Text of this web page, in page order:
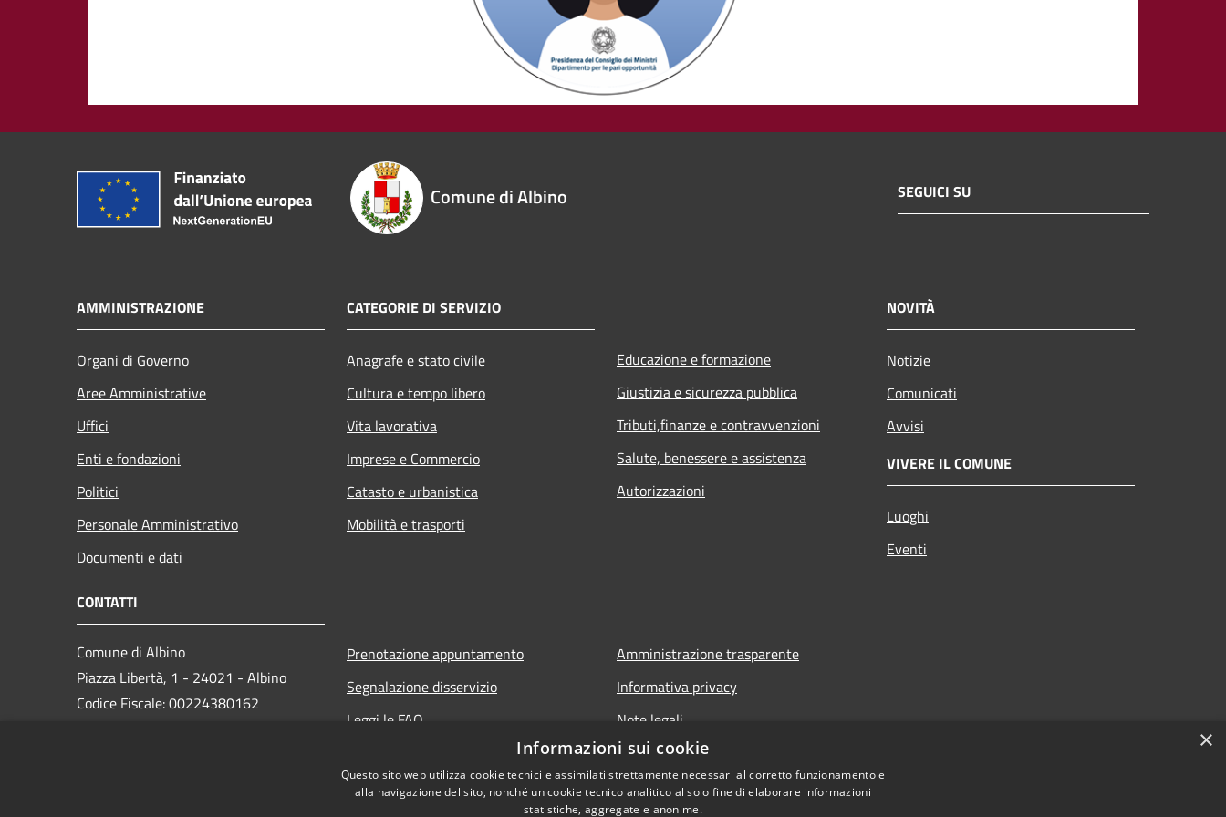
Comune di Albino SEGUICI SU
AMMINISTRAZIONE
Organi di Governo
Aree Amministrative
Uffici
Enti e fondazioni
Politici
Personale Amministrativo
Documenti e dati
CATEGORIE DI SERVIZIO
Anagrafe e stato civile
Cultura e tempo libero
Vita lavorativa
Imprese e Commercio
Catasto e urbanistica
Mobilità e trasporti
Educazione e formazione
Giustizia e sicurezza pubblica
Tributi,finanze e contravvenzioni
Salute, benessere e assistenza
Autorizzazioni
NOVITÀ
Notizie
Comunicati
Avvisi
VIVERE IL COMUNE
Luoghi
Eventi
CONTATTI
Comune di Albino
Piazza Libertà, 1 - 24021 - Albino
Codice Fiscale: 00224380162
Prenotazione appuntamento
Segnalazione disservizio
Leggi le FAQ
Amministrazione trasparente
Informativa privacy
Note legali
Dichiarazione di accessibilità
×
Informazioni sui cookie
Questo sito web utilizza cookie tecnici e assimilati strettamente necessari al corretto funzionamento e
alla navigazione del sito, nonché un cookie tecnico analitico al solo fine di elaborare informazioni
statistiche, aggregate e anonime.